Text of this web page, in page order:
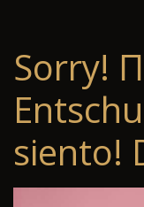
Sorry!
siento!